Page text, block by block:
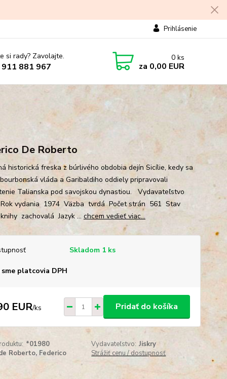
Prihlásenie
si rady? Zavolajte.
881 967
0 ks
za 0,00 EUR
De Roberto
historická freska z búrlivého obdobia dejín Sicílie, kedy sa
vláda a Garibaldiho oddiely pripravovali
Talianska pod savojskou dynastiou. Vydavateľstvo
vydania 1974 Väzba tvrdá Počet strán 561 Stav
zachovalá Jazyk ... chcem vedieť viac...
Skladom 1 ks
sme platcovia DPH
EUR/ks Pridať do košíka
*01980 Vydavateľstvo: Jiskry
Roberto, Federico Strážiť cenu / dostupnosť